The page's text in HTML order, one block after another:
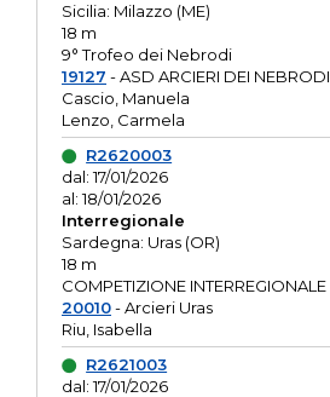
Sicilia: Milazzo (ME)
18 m
9° Trofeo dei Nebrodi
19127 - ASD ARCIERI DEI NEBRODI
Cascio, Manuela
Lenzo, Carmela
R2620003
dal: 17/01/2026
al: 18/01/2026
Interregionale
Sardegna: Uras (OR)
18 m
COMPETIZIONE INTERREGIONALE
20010- Arcieri Uras
Riu, Isabella
R2621003
dal: 17/01/2026